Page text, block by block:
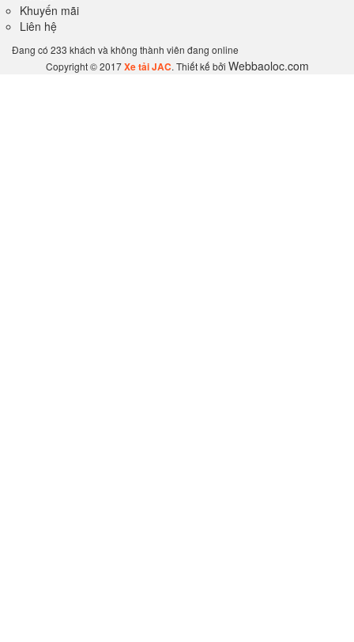
Khuyến mãi
Liên hệ
Đang có 233 khách và không thành viên đang online
Copyright © 2017Xe tải JAC. Thiết kế bởi Webbaoloc.com